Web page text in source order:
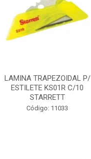
LAMINA TRAPEZOIDAL P/
ESTILETE KS01R C/10
STARRETT
Código: 11033